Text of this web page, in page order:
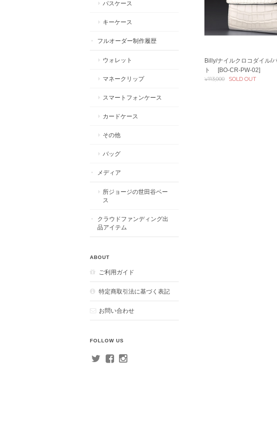
Billy/ナイルクロコダイル/
ト [BO-CR-PW-02]
¥113,000 SOLD OUT
パスケース
キーケース
フルオーダー制作履歴
ウォレット
マネークリップ
スマートフォンケース
カードケース
その他
バッグ
メディア
所ジョージの世田谷ベー
ス
クラウドファンディング出
品アイテム
ABOUT
ご利用ガイド
特定商取引法に基づく表記
お問い合わせ
FOLLOW US